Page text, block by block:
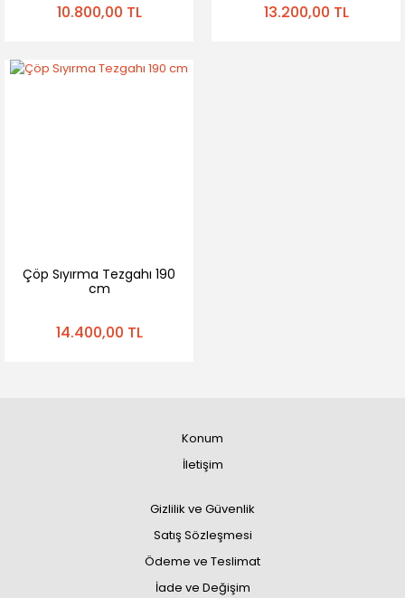
10.800,00 TL 13.200,00 TL
Çöp Sıyırma Tezgahı 190
cm
14.400,00 TL
Konum
İletişim
Gizlilik ve Güvenlik
Satış Sözleşmesi
Ödeme ve Teslimat
İade ve Değişim